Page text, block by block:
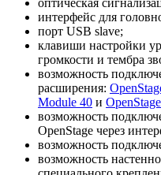
оптическая
интерфейс для
порт USB slave;
клавиши настройки
громкости и тембра
возможность
расширения:
Module 40 и
возможность
OpenStage через
возможность
возможность